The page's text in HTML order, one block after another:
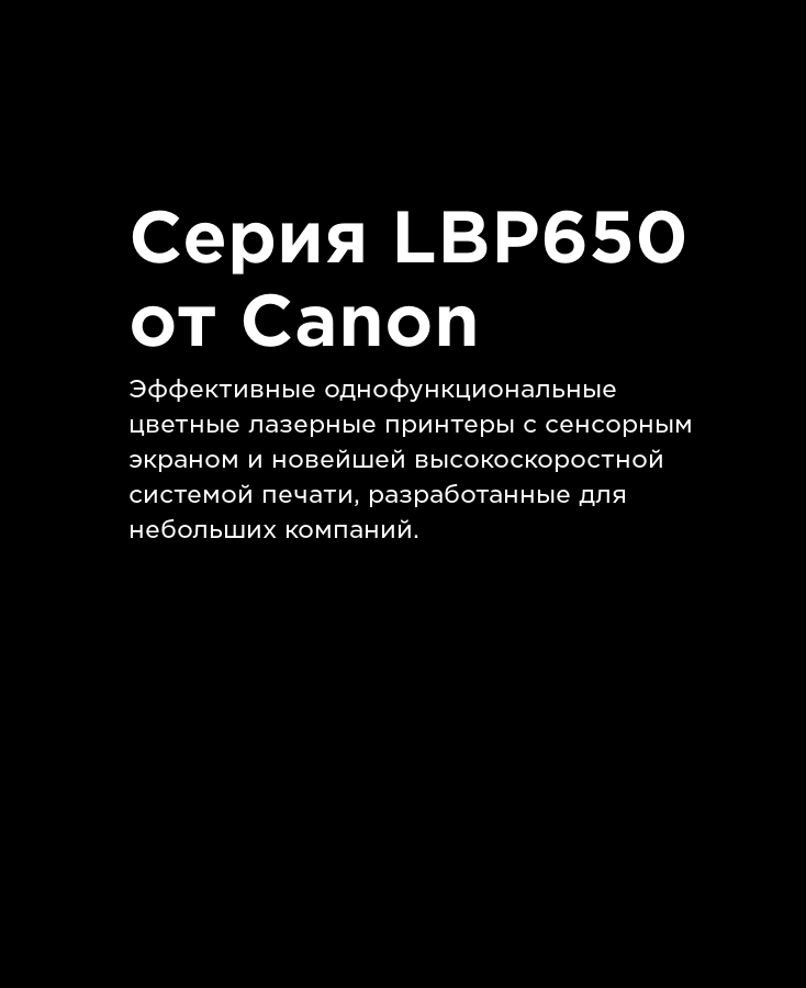
Серия LBP650
от Canon
Эффективные однофункциональные
цветные лазерные принтеры с сенсорным
экраном и новейшей высокоскоростной
системой печати, разработанные для
небольших компаний.